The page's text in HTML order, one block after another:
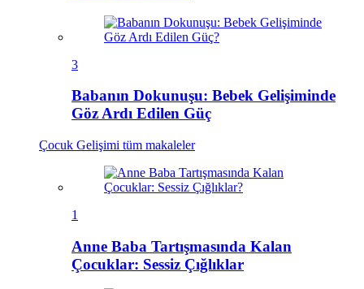
3
Babanın Dokunuşu: Bebek Gelişiminde
Göz Ardı Edilen Güç
Çocuk Gelişimi tüm makaleler
1
Anne Baba Tartışmasında Kalan
Çocuklar: Sessiz Çığlıklar